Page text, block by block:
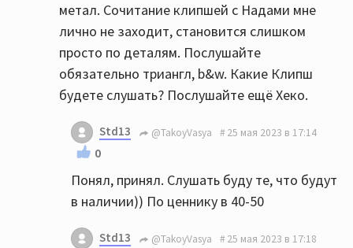
метал. Сочитание клипшей с Надами мне
лично не заходит, становится слишком
просто по деталям. Послушайте
обязательно триангл, b&w. Какие Клипш
будете слушать? Послушайте ещё Хеко.
Std13 @TakoyVasya 25 мая 2023 в 17:14
0
Понял, принял. Слушать буду те, что будут
в наличии)) По ценнику в 40-50
Std13 @TakoyVasya 25 мая 2023 в 17:18